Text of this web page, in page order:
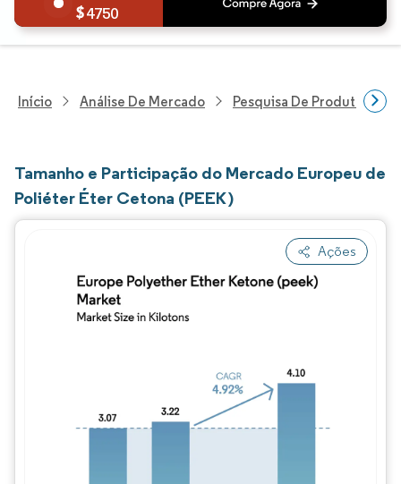
4750
Início Análise De Mercado Pesquisa De Produtos
Tamanho e Participação do Mercado Europeu de
Poliéter Éter Cetona (PEEK)
Ações